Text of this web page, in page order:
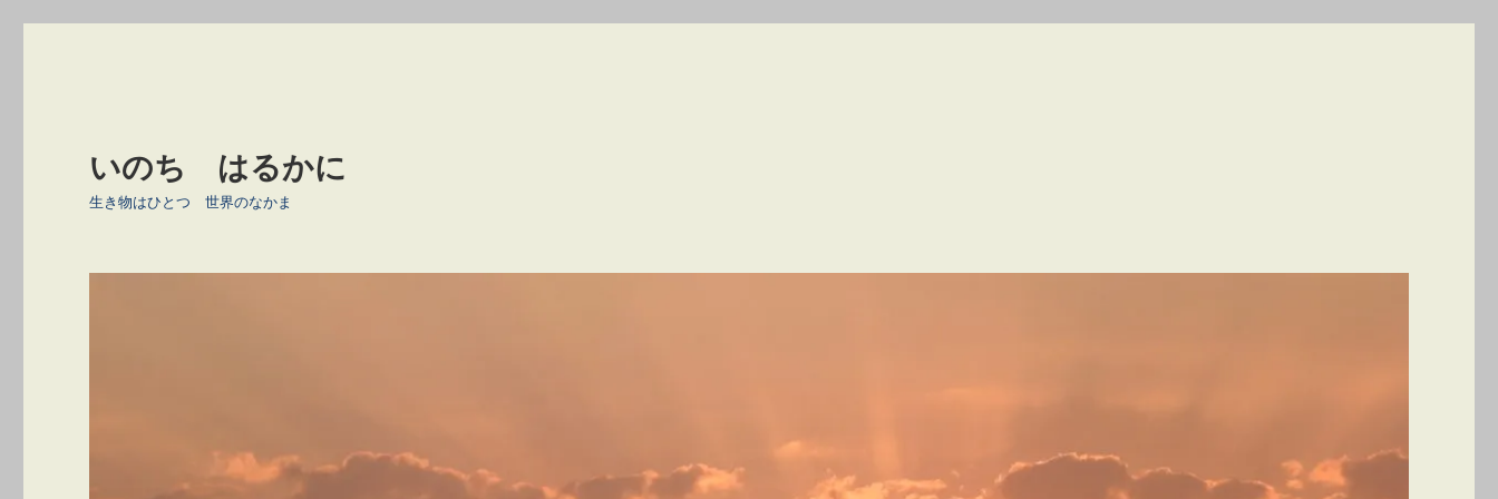
いのち はるかに
生き物はひとつ 世界のなかま